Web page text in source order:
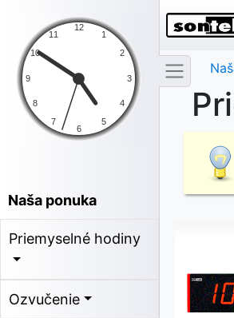
Naša ponuka
Priemyselné hodiny
Ozvučenie